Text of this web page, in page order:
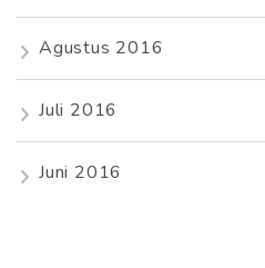
Agustus 2016
Juli 2016
Juni 2016